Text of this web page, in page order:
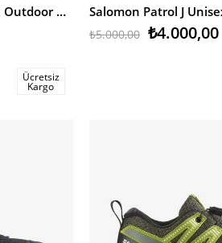
Salomon Patrol J Unisex Çocuk Outdoor Ayakkabı
₺4.000,00
₺5.000,00
Ücretsiz
Kargo